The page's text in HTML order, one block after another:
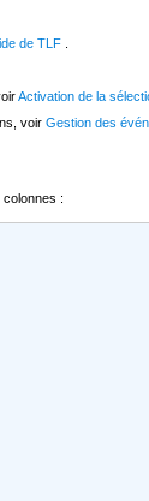
de TLF
Activation de la
voir Gestion des
colonnes :